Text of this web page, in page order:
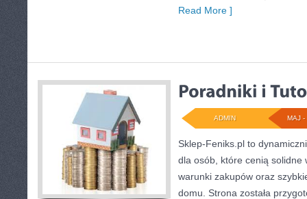
Read More ]
MAJ -
ADMIN
Sklep-Feniks.pl to
dla osób, które cenią solidne
warunki zakupów oraz
domu. Strona została